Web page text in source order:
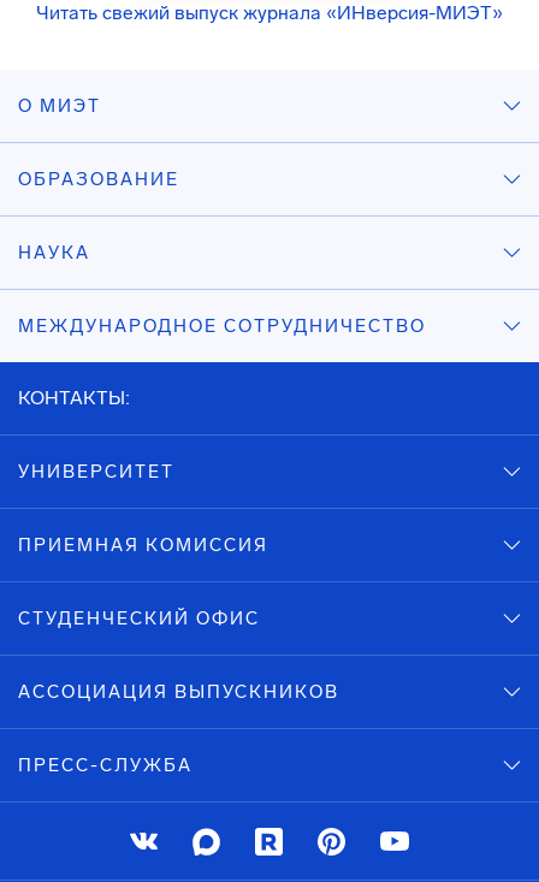
Читать свежий выпуск журнала «ИНверсия-МИЭТ»
О МИЭТ
ОБРАЗОВАНИЕ
НАУКА
МЕЖДУНАРОДНОЕ СОТРУДНИЧЕСТВО
КОНТАКТЫ:
УНИВЕРСИТЕТ
ПРИЕМНАЯ КОМИССИЯ
СТУДЕНЧЕСКИЙ ОФИС
АССОЦИАЦИЯ ВЫПУСКНИКОВ
ПРЕСС-СЛУЖБА